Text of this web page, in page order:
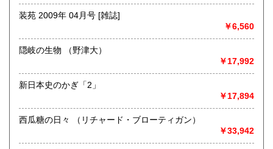
書籍の買取について
取り扱い分野
総記、哲学宗教、歴史、社会科学、自然科学、美術工芸、国
語国文、外国文学、古典籍、近代文献、趣味、外国書、サブ
カルチャー、古書一般（その他）
装苑 2009年 04月号 [雑誌]
￥6,560
隠岐の生物 （野津大）
￥17,992
新日本史のかぎ「2」
￥17,894
西瓜糖の日々 （リチャード・ブローティガン）
￥33,942